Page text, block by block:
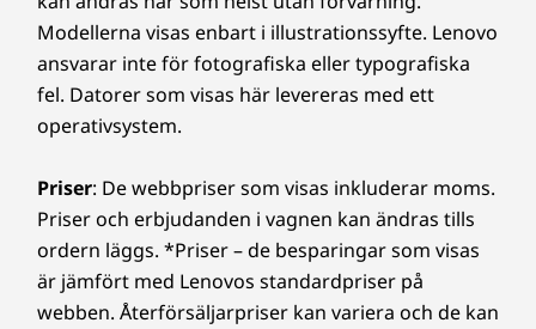
Modellerna visas enbart i illustrationssyfte. Lenovo
ansvarar inte för fotografiska eller typografiska
fel. Datorer som visas här levereras med ett
operativsystem.
Priser: De webbpriser som visas inkluderar moms.
Priser och erbjudanden i vagnen kan ändras tills
ordern läggs. *Priser – de besparingar som visas
är jämfört med Lenovos standardpriser på
webben. Återförsäljarpriser kan variera och de kan